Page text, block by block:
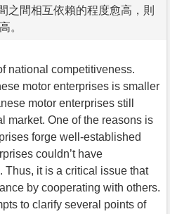
之間相互依賴的程度愈高，則
。
national competitiveness.
motor enterprises is smaller
motor enterprises still
market. One of the reasons is
forge well-established
couldn’t have
Thus, it is a critical issue that
by cooperating with others.
to clarify several points of